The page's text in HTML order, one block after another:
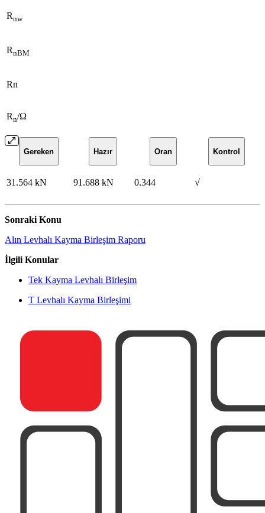
Rnw
RnBM
Rn
Rn/Ω
Gereken Hazır Oran Kontrol
31.564 kN 91.688 kN 0.344 √
Sonraki Konu
Alın Levhalı Kayma Birleşim Raporu
İlgili Konular
Tek Kayma Levhalı Birleşim
T Levhalı Kayma Birleşimi